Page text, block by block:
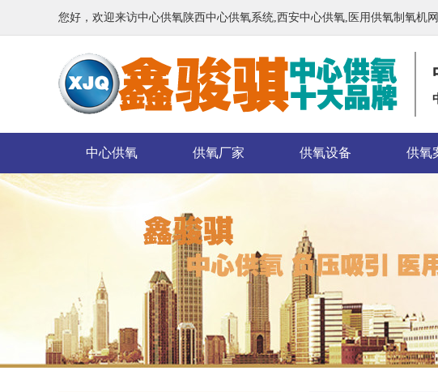
您好，欢迎来访中心供氧陕西中心供氧系统,西安中心供氧,医用供氧制氧机网
中心供氧 供氧厂家 供氧设备 供氧